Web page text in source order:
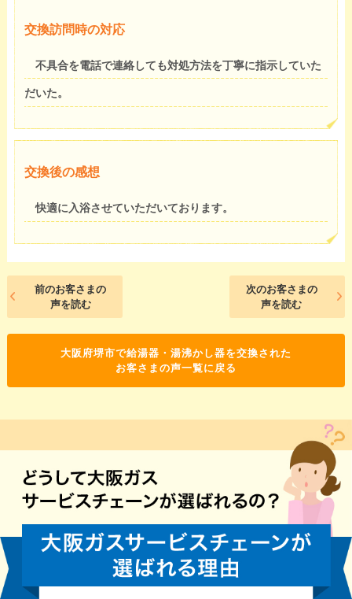
交換訪問時の対応
不具合を電話で連絡しても対処方法を丁寧に指示していた
だいた。
交換後の感想
快適に入浴させていただいております。
前のお客さまの
声を読む
次のお客さまの
声を読む
大阪府堺市で給湯器・湯沸かし器を交換された
お客さまの声一覧に戻る